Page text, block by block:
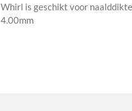
Whirl is geschikt voor
4.00mm